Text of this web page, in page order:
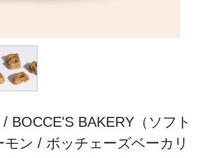
BOCCE'S BAKERY（ソフト
ン / ボッチェーズベーカリ